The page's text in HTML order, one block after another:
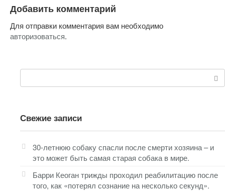
Добавить комментарий
Для отправки комментария вам необходимо
авторизоваться.
Поиск:
Свежие записи
30-летнюю собаку спасли после смерти хозяина – и
это может быть самая старая собака в мире.
Барри Кеоган трижды проходил реабилитацию после
того, как «потерял сознание на несколько секунд».